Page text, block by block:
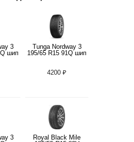
3
шип
Tunga Nordway 3
195/65 R15 91Q шип
4200 ₽
3
Royal Black Mile